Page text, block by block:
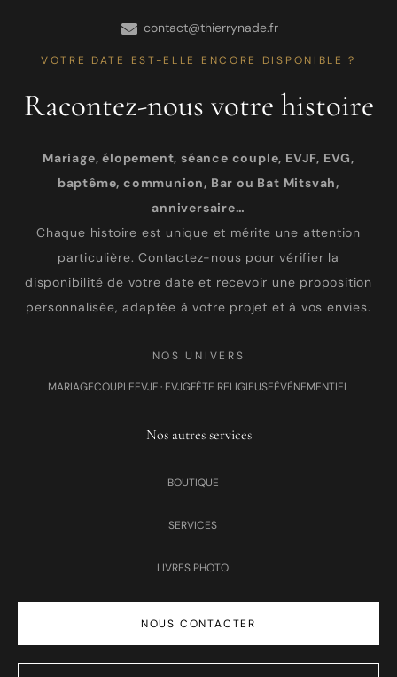
contact@thierrynade.fr
VOTRE DATE EST-ELLE ENCORE DISPONIBLE ?
Racontez-nous votre histoire
Mariage, élopement, séance couple, EVJF, EVG,
baptême, communion, Bar ou Bat Mitsvah,
anniversaire…
Chaque histoire est unique et mérite une attention
particulière. Contactez-nous pour vérifier la
disponibilité de votre date et recevoir une proposition
personnalisée, adaptée à votre projet et à vos envies.
NOS UNIVERS
MARIAGECOUPLEEVJF · EVJGFÊTE RELIGIEUSEÉVÉNEMENTIEL
Nos autres services
BOUTIQUE
SERVICES
LIVRES PHOTO
NOUS CONTACTER